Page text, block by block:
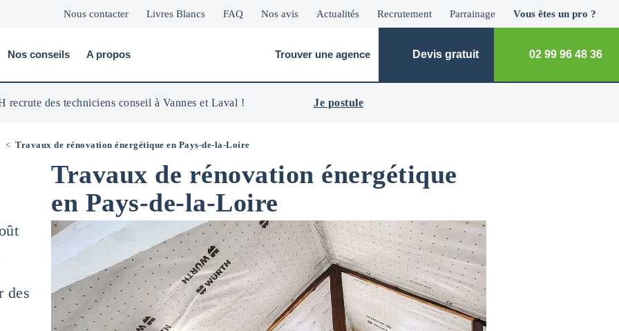
Nous contacter Livres Blancs FAQ Nos avis Actualités Recrutement Parrainage Vous êtes un pro ?
Nos conseils A propos Trouver une agence Devis gratuit 02 99 96 48 36
recrute des techniciens conseil à Vannes et Laval ! Je postule
< Travaux de rénovation énergétique en Pays-de-la-Loire
Travaux de rénovation énergétique
en Pays-de-la-Loire
des